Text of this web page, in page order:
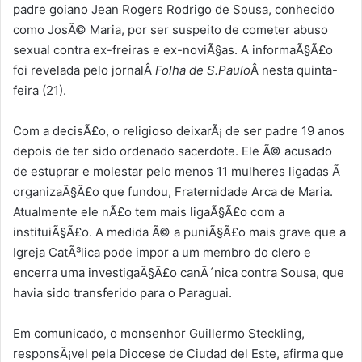
padre goiano Jean Rogers Rodrigo de Sousa, conhecido
como JosÃ© Maria, por ser suspeito de cometer abuso
sexual contra ex-freiras e ex-noviÃ§as. A informaÃ§Ã£o
foi revelada pelo jornalÂ Folha de S.PauloÂ nesta quinta-
feira (21).
Com a decisÃ£o, o religioso deixarÃ¡ de ser padre 19 anos
depois de ter sido ordenado sacerdote. Ele Ã© acusado
de estuprar e molestar pelo menos 11 mulheres ligadas Ã
organizaÃ§Ã£o que fundou, Fraternidade Arca de Maria.
Atualmente ele nÃ£o tem mais ligaÃ§Ã£o com a
instituiÃ§Ã£o. A medida Ã© a puniÃ§Ã£o mais grave que a
Igreja CatÃ³lica pode impor a um membro do clero e
encerra uma investigaÃ§Ã£o canÃ´nica contra Sousa, que
havia sido transferido para o Paraguai.
Em comunicado, o monsenhor Guillermo Steckling,
responsÃ¡vel pela Diocese de Ciudad del Este, afirma que